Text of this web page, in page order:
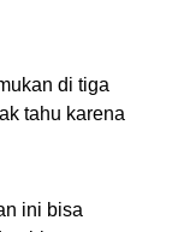
di tiga
tahu karena
ini bisa